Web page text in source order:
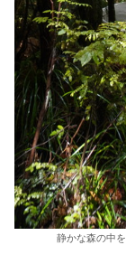
静かな森の中